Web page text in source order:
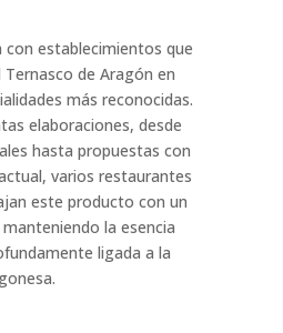
con establecimientos que
de Aragón en
más reconocidas.
elaboraciones, desde
hasta propuestas con
varios restaurantes
este producto con un
la esencia
ligada a la